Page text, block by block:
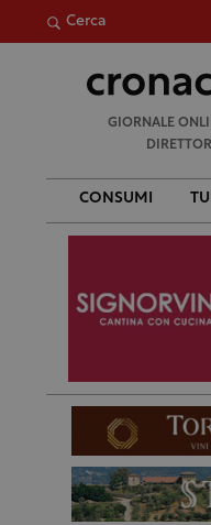
Cerca
GIORNALE
CONSUMI